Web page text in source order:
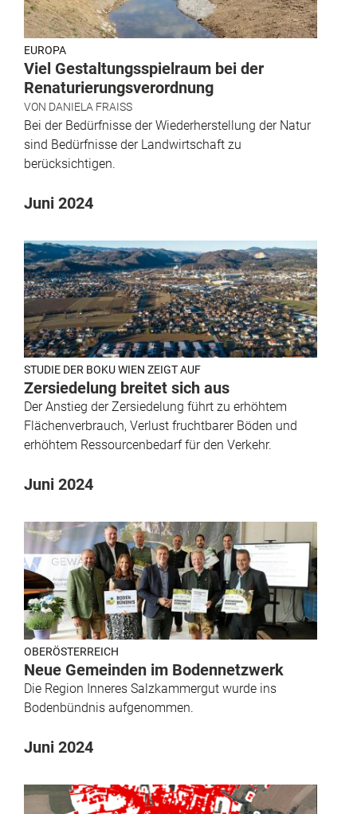
EUROPA
Viel Gestaltungsspielraum bei der
Renaturierungsverordnung
VON DANIELA FRAISS
Bei der Bedürfnisse der Wiederherstellung der Natur
sind Bedürfnisse der Landwirtschaft zu
berücksichtigen.
Juni 2024
STUDIE DER BOKU WIEN ZEIGT AUF
Zersiedelung breitet sich aus
Der Anstieg der Zersiedelung führt zu erhöhtem
Flächenverbrauch, Verlust fruchtbarer Böden und
erhöhtem Ressourcenbedarf für den Verkehr.
Juni 2024
OBERÖSTERREICH
Neue Gemeinden im Bodennetzwerk
Die Region Inneres Salzkammergut wurde ins
Bodenbündnis aufgenommen.
Juni 2024